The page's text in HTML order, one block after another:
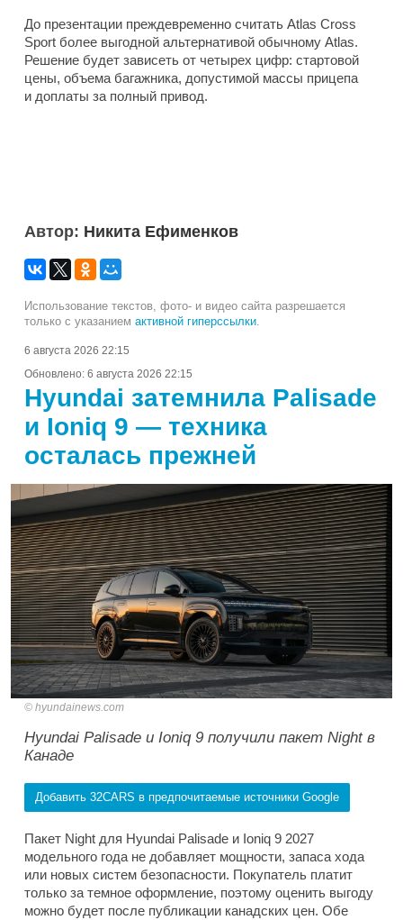
До презентации преждевременно считать Atlas Cross
Sport более выгодной альтернативой обычному Atlas.
Решение будет зависеть от четырех цифр: стартовой
цены, объема багажника, допустимой массы прицепа
и доплаты за полный привод.
Автор: Никита Ефименков
Использование текстов, фото- и видео сайта разрешается
только с указанием активной гиперссылки.
6 августа 2026 22:15
Обновлено: 6 августа 2026 22:15
Hyundai затемнила Palisade
и Ioniq 9 — техника
осталась прежней
hyundainews.com
Hyundai Palisade и Ioniq 9 получили пакет Night в
Канаде
Добавить 32CARS в предпочитаемые источники Google
Пакет Night для Hyundai Palisade и Ioniq 9 2027
модельного года не добавляет мощности, запаса хода
или новых систем безопасности. Покупатель платит
только за темное оформление, поэтому оценить выгоду
можно будет после публикации канадских цен. Обе